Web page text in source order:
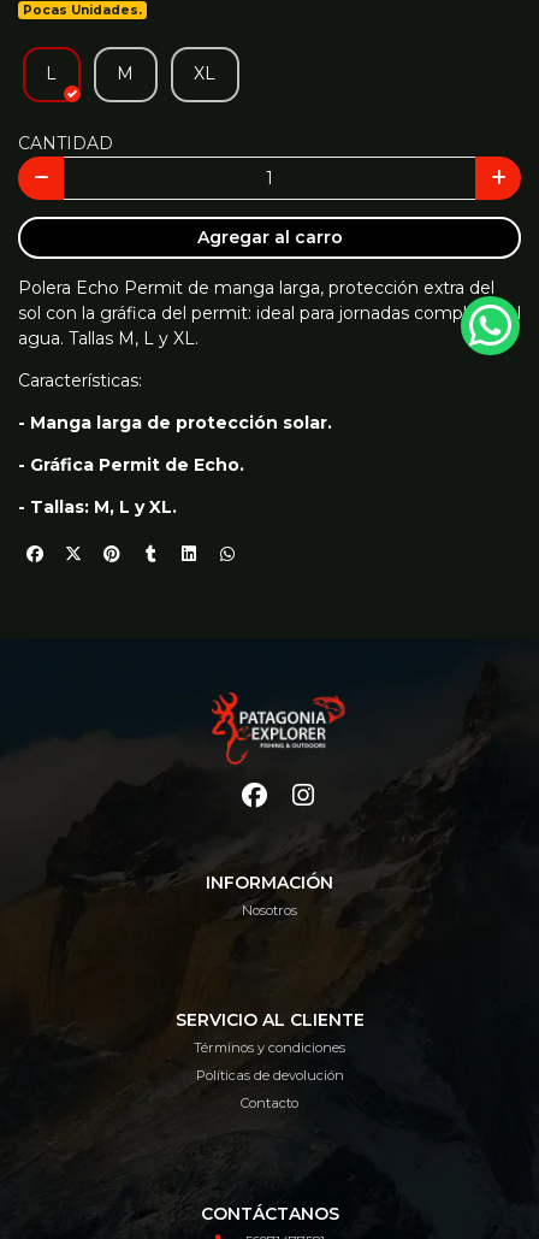
Pocas Unidades.
L M XL
CANTIDAD
Agregar al carro
Polera Echo Permit de manga larga, protección extra del
sol con la gráfica del permit: ideal para jornadas completas al
agua. Tallas M, L y XL.
Características:
- Manga larga de protección solar.
- Gráfica Permit de Echo.
- Tallas: M, L y XL.
INFORMACIÓN
Nosotros
SERVICIO AL CLIENTE
Términos y condiciones
Políticas de devolución
Contacto
CONTÁCTANOS